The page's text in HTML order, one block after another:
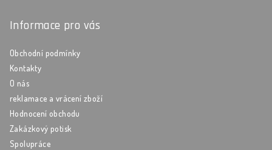
Informace pro vás
Obchodní podmínky
Kontakty
O nás
reklamace a vrácení zboží
Hodnocení obchodu
Zakázkový potisk
Spolupráce